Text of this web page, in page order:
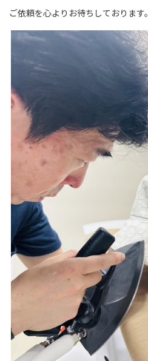
ご依頼を心よりお待ちしております。